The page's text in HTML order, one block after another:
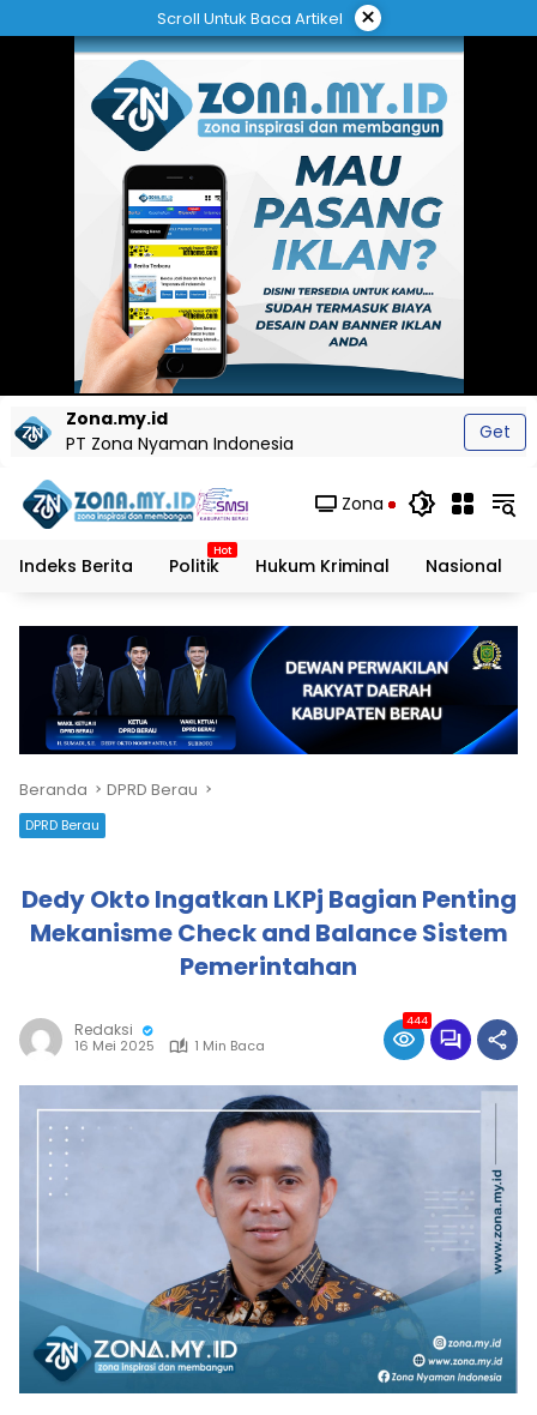
ke
Scroll Untuk Baca Artikel ×
Zona.my.id
PT Zona Nyaman Indonesia
Get
Zona
Indeks Berita Politik Hukum Kriminal Nasional
Beranda DPRD Berau
DPRD Berau
Dedy Okto Ingatkan LKPj Bagian Penting
Mekanisme Check and Balance Sistem
Pemerintahan
Redaksi
16 Mei 2025 1 Min Baca
444